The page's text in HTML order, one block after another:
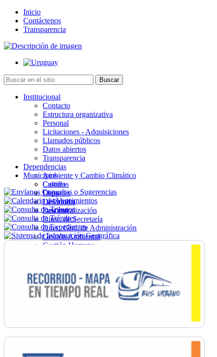
Inicio
Contáctenos
Transparencia
Institucional
Contacto
Estructura organizativa
Personal
Licitaciones - Adquisiciones
Llamados públicos
Datos abiertos
Transparencia
Dependencias
Ambiente y Cambio Climático
Cultura
Deportes
Desarrollo
Descentralización
Direc. de Secretaría
Direc. Gral. de Administración
Gestión Ambiental
Gestión Humana
Ordenamiento
Promoción Social
Salud
Secretaría General
Municipios
Castillos
Chuy
La Paloma
Lascano